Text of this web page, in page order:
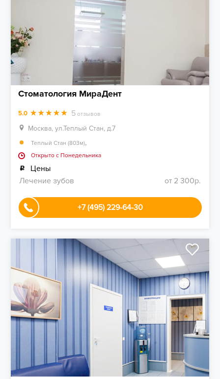
Стоматология МираДент
5.0 5 отзывов
Москва, ул.Теплый Стан, д.7
Теплый Стан (803м),
Открыто c Понедельника
Цены
Лечение зубов
от 2 300р.
+7 (495) 229-64-30